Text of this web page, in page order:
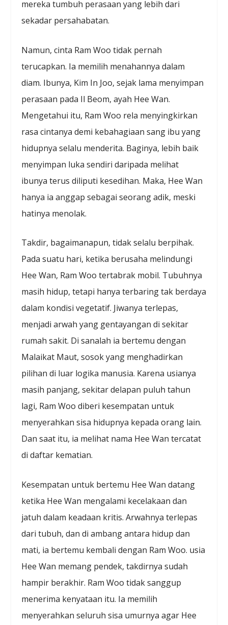
mereka tumbuh perasaan yang lebih dari
sekadar persahabatan.
Namun, cinta Ram Woo tidak pernah
terucapkan. Ia memilih menahannya dalam
diam. Ibunya, Kim In Joo, sejak lama menyimpan
perasaan pada Il Beom, ayah Hee Wan.
Mengetahui itu, Ram Woo rela menyingkirkan
rasa cintanya demi kebahagiaan sang ibu yang
hidupnya selalu menderita. Baginya, lebih baik
menyimpan luka sendiri daripada melihat
ibunya terus diliputi kesedihan. Maka, Hee Wan
hanya ia anggap sebagai seorang adik, meski
hatinya menolak.
Takdir, bagaimanapun, tidak selalu berpihak.
Pada suatu hari, ketika berusaha melindungi
Hee Wan, Ram Woo tertabrak mobil. Tubuhnya
masih hidup, tetapi hanya terbaring tak berdaya
dalam kondisi vegetatif. Jiwanya terlepas,
menjadi arwah yang gentayangan di sekitar
rumah sakit. Di sanalah ia bertemu dengan
Malaikat Maut, sosok yang menghadirkan
pilihan di luar logika manusia. Karena usianya
masih panjang, sekitar delapan puluh tahun
lagi, Ram Woo diberi kesempatan untuk
menyerahkan sisa hidupnya kepada orang lain.
Dan saat itu, ia melihat nama Hee Wan tercatat
di daftar kematian.
Kesempatan untuk bertemu Hee Wan datang
ketika Hee Wan mengalami kecelakaan dan
jatuh dalam keadaan kritis. Arwahnya terlepas
dari tubuh, dan di ambang antara hidup dan
mati, ia bertemu kembali dengan Ram Woo. usia
Hee Wan memang pendek, takdirnya sudah
hampir berakhir. Ram Woo tidak sanggup
menerima kenyataan itu. Ia memilih
menyerahkan seluruh sisa umurnya agar Hee